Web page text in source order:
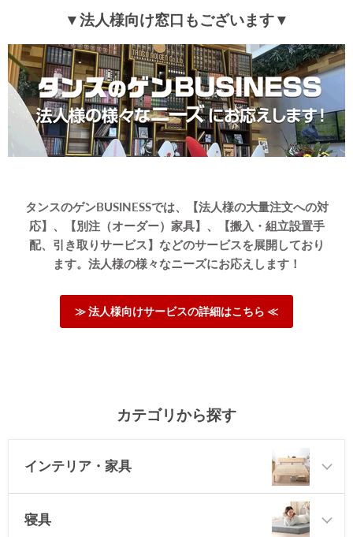
▼法人様向け窓口もございます▼
タンスのゲンBUSINESSでは、【法人様の大量注文への対
応】、【別注（オーダー）家具】、【搬入・組立設置手
配、引き取りサービス】などのサービスを展開しており
ます。法人様の様々なニーズにお応えします！
≫ 法人様向けサービスの詳細はこちら ≪
カテゴリから探す
インテリア・家具
寝具